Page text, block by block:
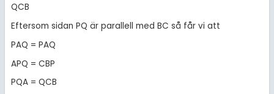
QCB
Eftersom sidan PQ är parallell med BC så får vi att
PAQ = PAQ
APQ = CBP
PQA = QCB